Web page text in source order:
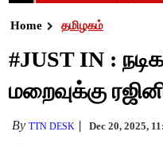
Home தமிழகம்
#JUST IN :
மறைவுக்கு
ByTTN DESK Dec 20, 2025,